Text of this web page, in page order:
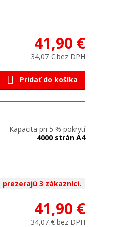
41,90 €
34,07 € bez DPH
Pridať do košíka
Kapacita pri 5 % pokrytí
4000 strán A4
3 zákazníci.
41,90 €
34,07 € bez DPH